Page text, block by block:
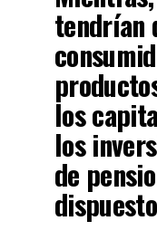
tendrían
los
los
de